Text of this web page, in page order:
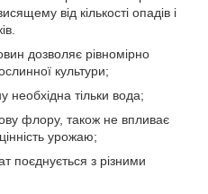
від кількості опадів і
дозволяє рівномірно
культури;
необхідна тільки вода;
флору, також не впливає
урожаю;
поєднується з різними